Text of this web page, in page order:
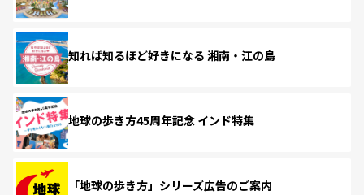
知れば知るほど好きになる 湘南・江の島
地球の歩き方45周年記念 インド特集
「地球の歩き方」シリーズ広告のご案内